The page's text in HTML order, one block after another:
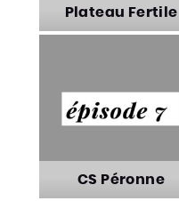
Plateau Fertile
Plateau Fertile
CS Péronne